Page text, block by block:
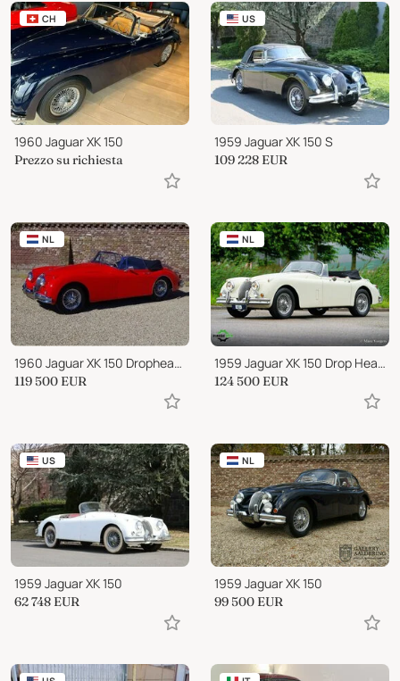
CH
1960 Jaguar XK 150
Prezzo su richiesta
US
1959 Jaguar XK 150 S
109 228 EUR
NL
1960 Jaguar XK 150 Drophead Coupe
119 500 EUR
NL
1959 Jaguar XK 150 Drop Head Coupe
124 500 EUR
US
1959 Jaguar XK 150
62 748 EUR
NL
1959 Jaguar XK 150
99 500 EUR